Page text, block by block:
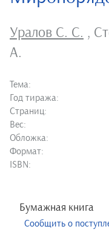
Уралов С. С. ,
А.
Тема:
Год тиража:
Страниц:
Вес:
Обложка:
Формат:
ISBN:
Бумажная книга
Сообщить о